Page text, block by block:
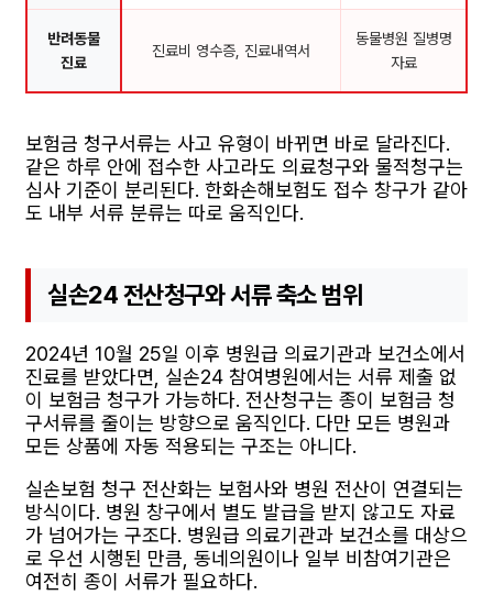
반려동물
진료
진료비 영수증, 진료내역서
동물병원 질병명
자료
보험금 청구서류는 사고 유형이 바뀌면 바로 달라진다.
같은 하루 안에 접수한 사고라도 의료청구와 물적청구는
심사 기준이 분리된다. 한화손해보험도 접수 창구가 같아
도 내부 서류 분류는 따로 움직인다.
실손24 전산청구와 서류 축소 범위
2024년 10월 25일 이후 병원급 의료기관과 보건소에서
진료를 받았다면, 실손24 참여병원에서는 서류 제출 없
이 보험금 청구가 가능하다. 전산청구는 종이 보험금 청
구서류를 줄이는 방향으로 움직인다. 다만 모든 병원과
모든 상품에 자동 적용되는 구조는 아니다.
실손보험 청구 전산화는 보험사와 병원 전산이 연결되는
방식이다. 병원 창구에서 별도 발급을 받지 않고도 자료
가 넘어가는 구조다. 병원급 의료기관과 보건소를 대상으
로 우선 시행된 만큼, 동네의원이나 일부 비참여기관은
여전히 종이 서류가 필요하다.